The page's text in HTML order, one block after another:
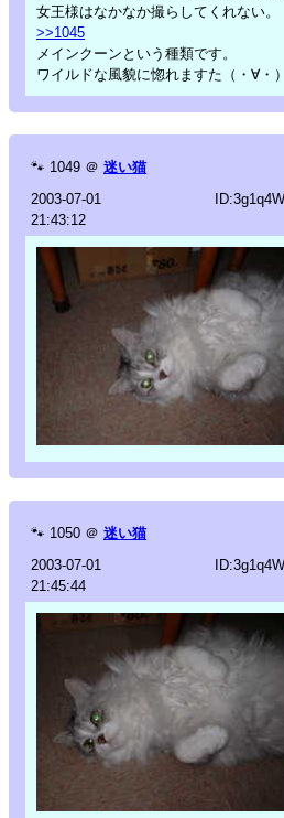
女王様はなかなか撮らしてくれない。
>>1045
メインクーンという種類です。
ワイルドな風貌に惚れますた（・∀・）
🐾 1049 ＠ 迷い猫
2003-07-01
21:43:12
🐾 1050 ＠ 迷い猫
2003-07-01
21:45:44